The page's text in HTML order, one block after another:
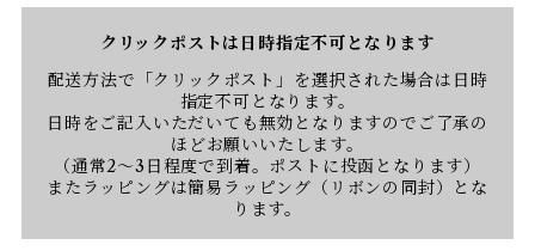
クリックポストは日時指定不可となります
配送方法で「クリックポスト」を選択された場合は日時
指定不可となります。
日時をご記入いただいても無効となりますのでご了承の
ほどお願いいたします。
（通常2〜3日程度で到着。ポストに投函となります）
またラッピングは簡易ラッピング（リボンの同封）とな
ります。